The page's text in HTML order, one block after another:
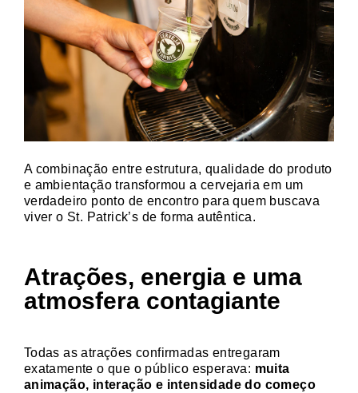
A combinação entre estrutura, qualidade do produto
e ambientação transformou a cervejaria em um
verdadeiro ponto de encontro para quem buscava
viver o St. Patrick’s de forma autêntica.
Atrações, energia e uma
atmosfera contagiante
Todas as atrações confirmadas entregaram
exatamente o que o público esperava: muita
animação, interação e intensidade do começo